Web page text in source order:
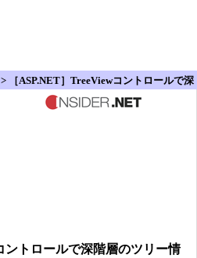
> ［ASP.NET］TreeViewコントロールで深
込むには？
ントロールで深階層のツリー情